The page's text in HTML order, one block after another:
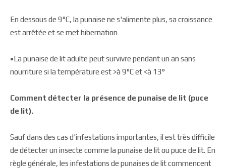
En dessous de 9°C, la punaise ne s'alimente plus, sa croissance
est arrêtée et se met hibernation
•La punaise de lit adulte peut survivre pendant un an sans
nourriture si la température est >à 9°C et <à 13°
Comment détecter la présence de punaise de lit (puce
de lit).
Sauf dans des cas d'infestations importantes, il est très difficile
de détecter un insecte comme la punaise de lit ou puce de lit. En
règle générale, les infestations de punaises de lit commencent